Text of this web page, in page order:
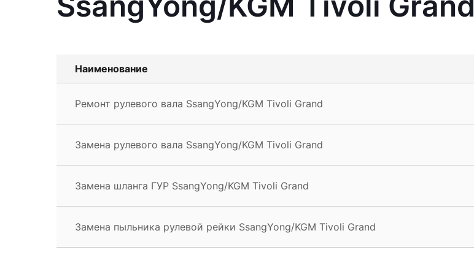
Наименование
Ремонт рулевого вала SsangYong/KGM Tivoli Grand
Замена рулевого вала SsangYong/KGM Tivoli Grand
Замена шланга ГУР SsangYong/KGM Tivoli Grand
Замена пыльника рулевой рейки SsangYong/KGM Tivoli Grand